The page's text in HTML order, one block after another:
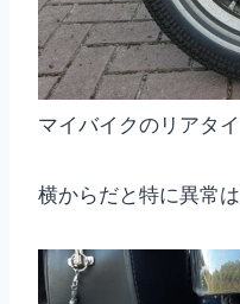
マイバイクのリアタイ
横からだと特に異常